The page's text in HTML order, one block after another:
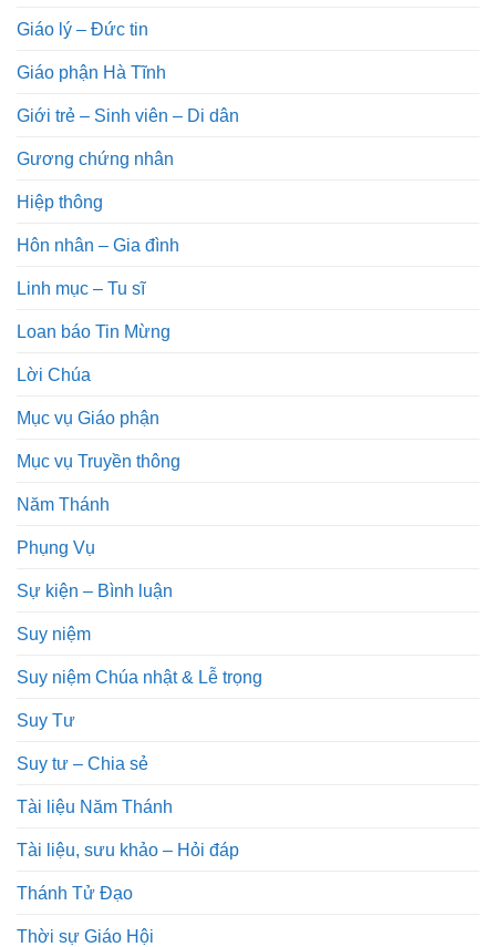
Giáo lý – Đức tin
Giáo phận Hà Tĩnh
Giới trẻ – Sinh viên – Di dân
Gương chứng nhân
Hiệp thông
Hôn nhân – Gia đình
Linh mục – Tu sĩ
Loan báo Tin Mừng
Lời Chúa
Mục vụ Giáo phận
Mục vụ Truyền thông
Năm Thánh
Phụng Vụ
Sự kiện – Bình luận
Suy niệm
Suy niệm Chúa nhật & Lễ trọng
Suy Tư
Suy tư – Chia sẻ
Tài liệu Năm Thánh
Tài liệu, sưu khảo – Hỏi đáp
Thánh Tử Đạo
Thời sự Giáo Hội